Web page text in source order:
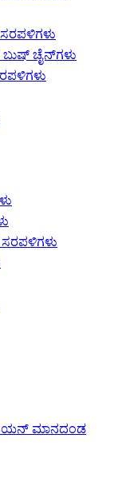
ಬುಷ್ ಚೈನ್‌ಗಳು
ಮಾನದಂಡ